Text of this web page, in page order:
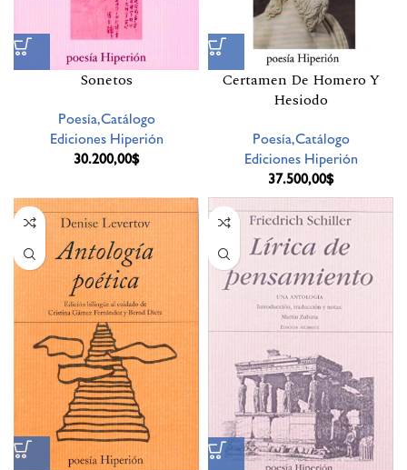
Sonetos
Poesía,Catálogo
Ediciones Hiperión
30.200,00$
Certamen De Homero Y
Hesiodo
Poesía,Catálogo
Ediciones Hiperión
37.500,00$